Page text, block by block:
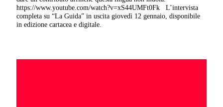
https://www.youtube.com/watch?v=xS44UMFt0Fk L’intervista
completa su “La Guida” in uscita giovedì 12 gennaio, disponibile
in edizione cartacea e digitale.